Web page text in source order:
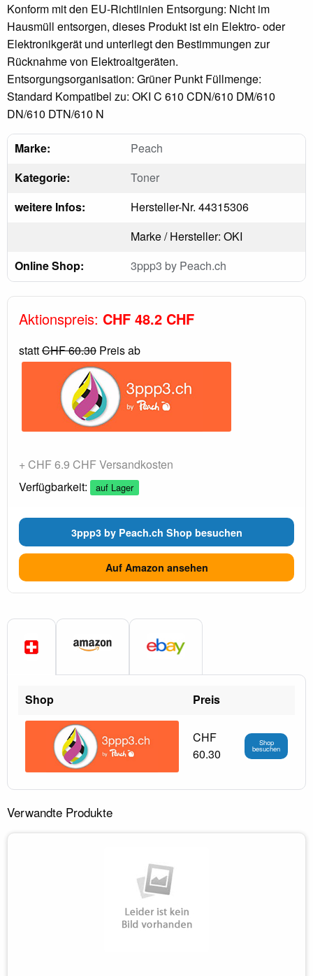
Konform mit den EU-Richtlinien Entsorgung: Nicht im
Hausmüll entsorgen, dieses Produkt ist ein Elektro- oder
Elektronikgerät und unterliegt den Bestimmungen zur
Rücknahme von Elektroaltgeräten.
Entsorgungsorganisation: Grüner Punkt Füllmenge:
Standard Kompatibel zu: OKI C 610 CDN/610 DM/610
DN/610 DTN/610 N
Marke:
Peach
Kategorie:
Toner
weitere Infos:
Hersteller-Nr. 44315306
Marke / Hersteller: OKI
Online Shop:
3ppp3 by Peach.ch
Aktionspreis: CHF 48.2 CHF
stattCHF 60.30 Preis ab
+ CHF 6.9 CHF Versandkosten
Verfügbarkeit:
auf Lager
3ppp3 by Peach.ch Shop besuchen
Auf Amazon ansehen
Shop Preis
CHF
60.30
Shop
besuchen
Verwandte Produkte